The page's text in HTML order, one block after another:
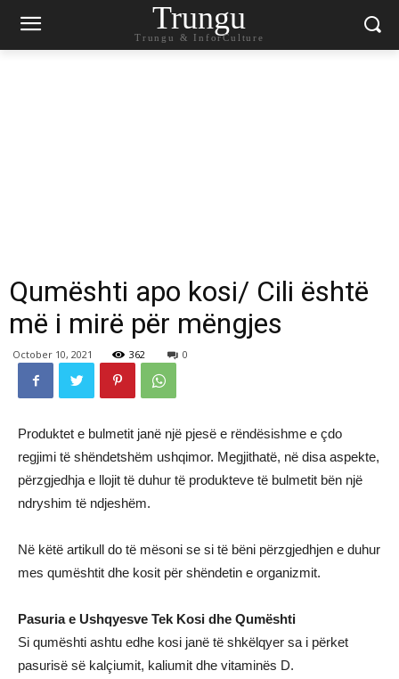
Trungu
Trungu & InforCulture
Qumështi apo kosi/ Cili është
më i mirë për mëngjes
October 10, 2021 362 0
Produktet e bulmetit janë një pjesë e rëndësishme e çdo
regjimi të shëndetshëm ushqimor. Megjithatë, në disa aspekte,
përzgjedhja e llojit të duhur të produkteve të bulmetit bën një
ndryshim të ndjeshëm.
Në këtë artikull do të mësoni se si të bëni përzgjedhjen e duhur
mes qumështit dhe kosit për shëndetin e organizmit.
Pasuria e Ushqyesve Tek Kosi dhe Qumështi
Si qumështi ashtu edhe kosi janë të shkëlqyer sa i përket
pasurisë së kalçiumit, kaliumit dhe vitaminës D.